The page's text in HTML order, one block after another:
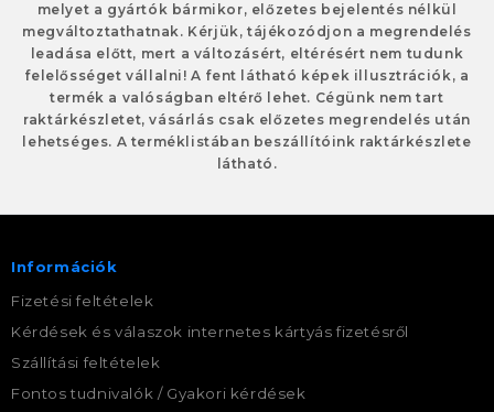
melyet a gyártók bármikor, előzetes bejelentés nélkül
megváltoztathatnak. Kérjük, tájékozódjon a megrendelés
leadása előtt, mert a változásért, eltérésért nem tudunk
felelősséget vállalni! A fent látható képek illusztrációk, a
termék a valóságban eltérő lehet. Cégünk nem tart
raktárkészletet, vásárlás csak előzetes megrendelés után
lehetséges. A terméklistában beszállítóink raktárkészlete
látható.
Információk
Fizetési feltételek
Kérdések és válaszok internetes kártyás fizetésről
Szállítási feltételek
Fontos tudnivalók / Gyakori kérdések